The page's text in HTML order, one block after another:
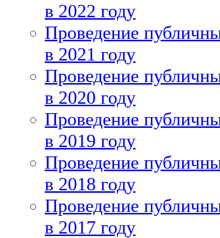
в 2022 году
Проведение
в 2021 году
Проведение
в 2020 году
Проведение
в 2019 году
Проведение
в 2018 году
Проведение
в 2017 году